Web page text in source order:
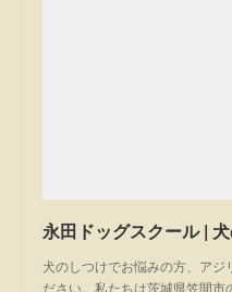
犬のしつけでお悩みの方、アジ
ださい。私たちは茨城県笠間市